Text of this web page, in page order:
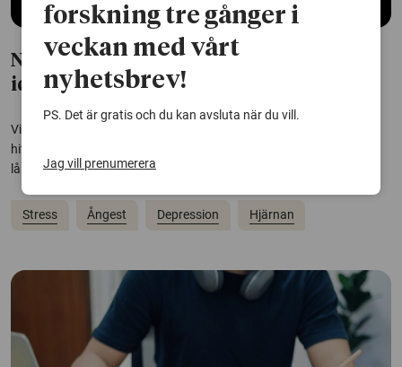
Nervceller bakom negativa känslor
identifierade
Vilka biologiska mekanismer styr negativa känslor? Forskare har
hittat ledtrådar genom att studera nervceller som framkallar
långvarig stress hos möss.
Stress Ångest Depression Hjärnan
forskning tre gånger i
veckan med vårt
nyhetsbrev!
PS. Det är gratis och du kan avsluta när du vill.
Jag vill prenumerera